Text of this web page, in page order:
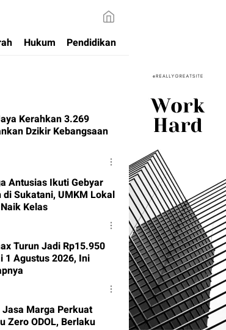
Hukum Pendidikan
Kerahkan 3.269
Dzikir Kebangsaan
Antusias Ikuti Gebyar
Sukatani, UMKM Lokal
Kelas
Turun Jadi Rp15.950
1 Agustus 2026, Ini
Marga Perkuat
Zero ODOL, Berlaku